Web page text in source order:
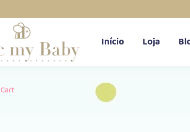
Início Loja
Cart